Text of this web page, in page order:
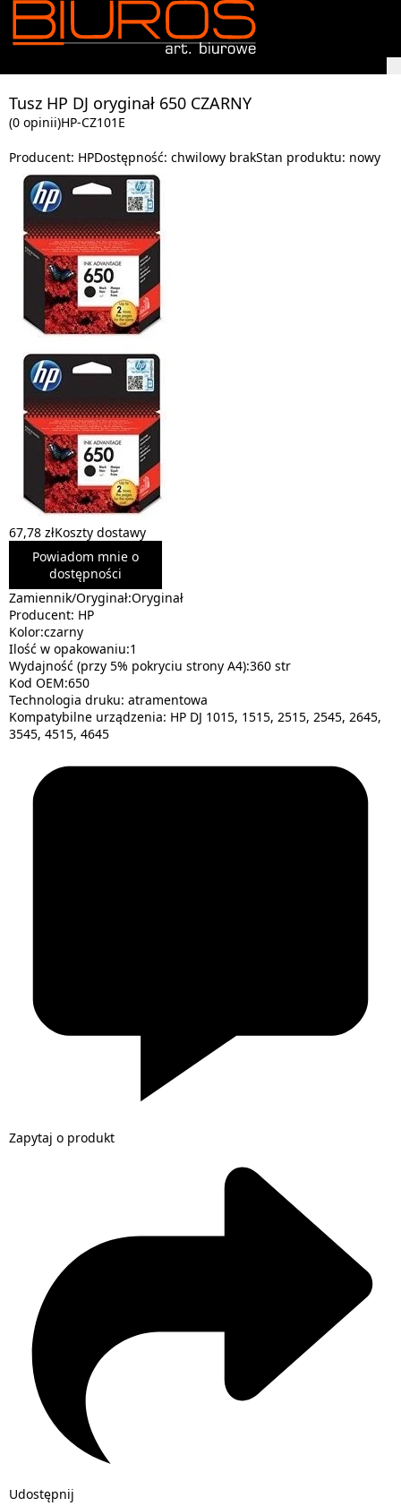
Tusz HP DJ oryginał 650 CZARNY
(0 opinii)HP-CZ101E
Producent: HPDostępność: chwilowy brakStan produktu: nowy
67,78 złKoszty dostawy
Powiadom mnie o
dostępności
Zamiennik/Oryginał:Oryginał
Producent: HP
Kolor:czarny
Ilość w opakowaniu:1
Wydajność (przy 5% pokryciu strony A4):360 str
Kod OEM:650
Technologia druku: atramentowa
Kompatybilne urządzenia: HP DJ 1015, 1515, 2515, 2545, 2645,
3545, 4515, 4645
Zapytaj o produkt
Udostępnij